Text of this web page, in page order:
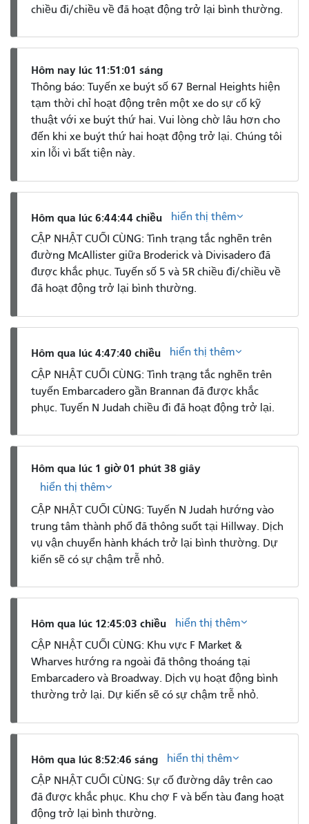
chiều đi/chiều về đã hoạt động trở lại bình thường.
Hôm nay lúc 11:51:01 sáng
Thông báo: Tuyến xe buýt số 67 Bernal Heights hiện
tạm thời chỉ hoạt động trên một xe do sự cố kỹ
thuật với xe buýt thứ hai. Vui lòng chờ lâu hơn cho
đến khi xe buýt thứ hai hoạt động trở lại. Chúng tôi
xin lỗi vì bất tiện này.
Hôm qua lúc 6:44:44 chiều
hiển thị thêm
CẬP NHẬT CUỐI CÙNG: Tình trạng tắc nghẽn trên
đường McAllister giữa Broderick và Divisadero đã
được khắc phục. Tuyến số 5 và 5R chiều đi/chiều về
đã hoạt động trở lại bình thường.
Hôm qua lúc 4:47:40 chiều
hiển thị thêm
CẬP NHẬT CUỐI CÙNG: Tình trạng tắc nghẽn trên
tuyến Embarcadero gần Brannan đã được khắc
phục. Tuyến N Judah chiều đi đã hoạt động trở lại.
Hôm qua lúc 1 giờ 01 phút 38 giây
hiển thị thêm
CẬP NHẬT CUỐI CÙNG: Tuyến N Judah hướng vào
trung tâm thành phố đã thông suốt tại Hillway. Dịch
vụ vận chuyển hành khách trở lại bình thường. Dự
kiến ​​sẽ có sự chậm trễ nhỏ.
Hôm qua lúc 12:45:03 chiều
hiển thị thêm
CẬP NHẬT CUỐI CÙNG: Khu vực F Market &
Wharves hướng ra ngoài đã thông thoáng tại
Embarcadero và Broadway. Dịch vụ hoạt động bình
thường trở lại. Dự kiến ​​sẽ có sự chậm trễ nhỏ.
Hôm qua lúc 8:52:46 sáng
hiển thị thêm
CẬP NHẬT CUỐI CÙNG: Sự cố đường dây trên cao
đã được khắc phục. Khu chợ F và bến tàu đang hoạt
động trở lại bình thường.